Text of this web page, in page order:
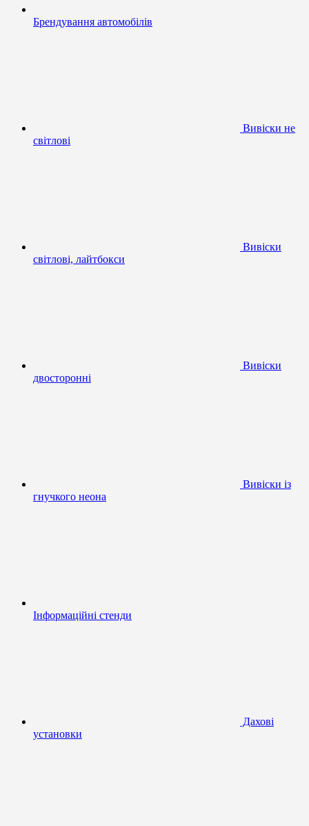
Брендування автомобілів
Вивіски не
світлові
Вивіски
світлові, лайтбокси
Вивіски
двосторонні
Вивіски із
гнучкого неона
Інформаційні стенди
Дахові
установки